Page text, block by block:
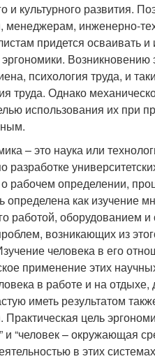
культурного развития.
инженерно-
придется осваивать и
Возникновению
психология труда, и
труда. Однако
использования их при
– это наука или
рабочем определении,
как изучение
работой, оборудованием
возникающих из
человека в его
применение этих
в работе и на отдыхе,
иметь результатом
цель
“человек – окружающая
в этих